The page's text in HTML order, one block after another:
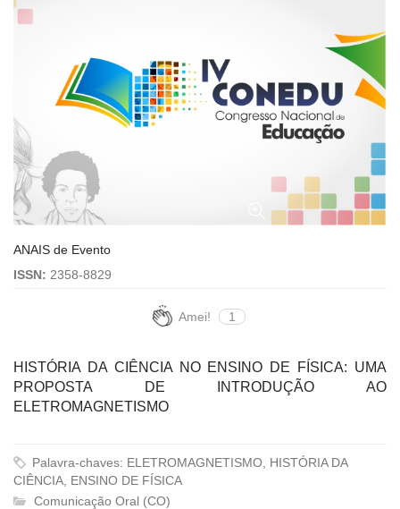
ANAIS de Evento
ISSN: 2358-8829
Amei! 1
HISTÓRIA DA CIÊNCIA NO ENSINO DE FÍSICA: UMA
PROPOSTA DE INTRODUÇÃO AO
ELETROMAGNETISMO
Palavra-chaves: ELETROMAGNETISMO, HISTÓRIA DA
CIÊNCIA, ENSINO DE FÍSICA
Comunicação Oral (CO)